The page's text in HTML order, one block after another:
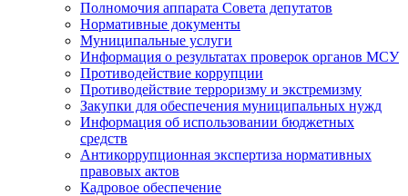
Полномочия аппарата Совета депутатов
Нормативные документы
Муниципальные услуги
Информация о результатах проверок органов МСУ
Противодействие коррупции
Противодействие терроризму и экстремизму
Закупки для обеспечения муниципальных нужд
Информация об использовании бюджетных
средств
Антикоррупционная экспертиза нормативных
правовых актов
Кадровое обеспечение